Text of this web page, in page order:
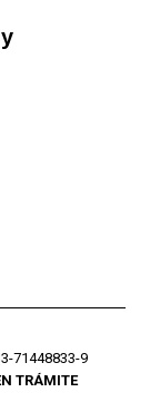
71448833-9
TRÁMITE